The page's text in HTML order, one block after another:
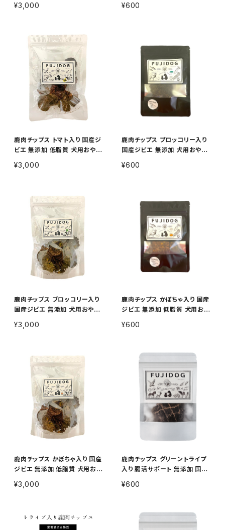
¥3,000 ¥600
鹿肉チップス トマト入り 国産ジ
ビエ 無添加 低脂質 犬用おやつ
¥3,000
鹿肉チップス ブロッコリー入り
国産ジビエ 無添加 犬用おやつ
¥600
鹿肉チップス ブロッコリー入り
国産ジビエ 無添加 犬用おやつ
¥3,000
鹿肉チップス かぼちゃ入り 国産
ジビエ 無添加 低脂質 犬用おや
¥600
鹿肉チップス かぼちゃ入り 国産
ジビエ 無添加 低脂質 犬用おや
¥3,000
鹿肉チップス グリーントライプ
入り 腸活サポート 無添加 国産
¥600